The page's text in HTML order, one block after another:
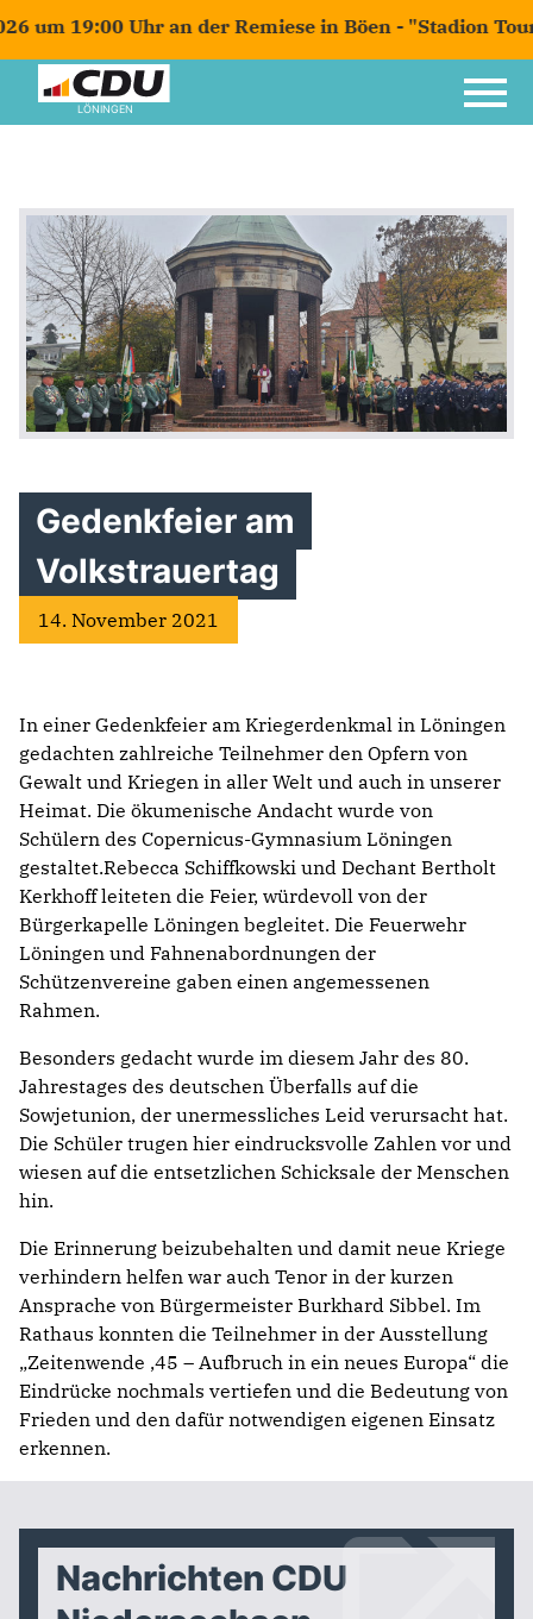
um 19:00 Uhr an der Remiese in Böen - "Stadion
LÖNINGEN
Gedenkfeier am
Volkstrauertag
14. November 2021
In einer Gedenkfeier am Kriegerdenkmal in Löningen
gedachten zahlreiche Teilnehmer den Opfern von
Gewalt und Kriegen in aller Welt und auch in unserer
Heimat. Die ökumenische Andacht wurde von
Schülern des Copernicus-Gymnasium Löningen
gestaltet.Rebecca Schiffkowski und Dechant Bertholt
Kerkhoff leiteten die Feier, würdevoll von der
Bürgerkapelle Löningen begleitet. Die Feuerwehr
Löningen und Fahnenabordnungen der
Schützenvereine gaben einen angemessenen
Rahmen.
Besonders gedacht wurde im diesem Jahr des 80.
Jahrestages des deutschen Überfalls auf die
Sowjetunion, der unermessliches Leid verursacht hat.
Die Schüler trugen hier eindrucksvolle Zahlen vor und
wiesen auf die entsetzlichen Schicksale der Menschen
hin.
Die Erinnerung beizubehalten und damit neue Kriege
verhindern helfen war auch Tenor in der kurzen
Ansprache von Bürgermeister Burkhard Sibbel. Im
Rathaus konnten die Teilnehmer in der Ausstellung
„Zeitenwende ,45 – Aufbruch in ein neues Europa“ die
Eindrücke nochmals vertiefen und die Bedeutung von
Frieden und den dafür notwendigen eigenen Einsatz
erkennen.
Nachrichten CDU